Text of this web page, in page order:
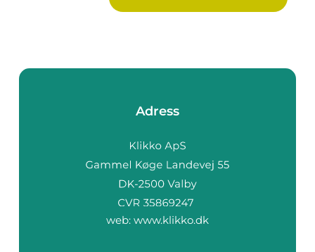
Adress
web: www.klikko.dk